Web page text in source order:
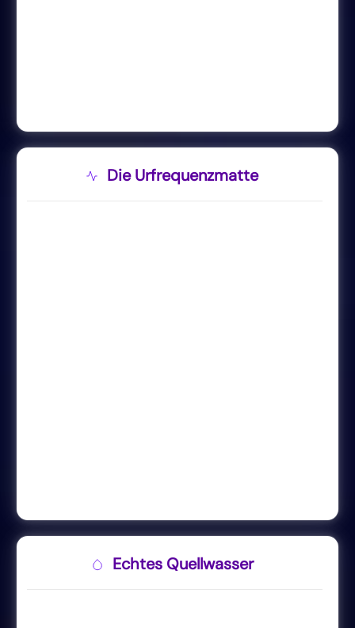
Die Urfrequenzmatte
Echtes Quellwasser